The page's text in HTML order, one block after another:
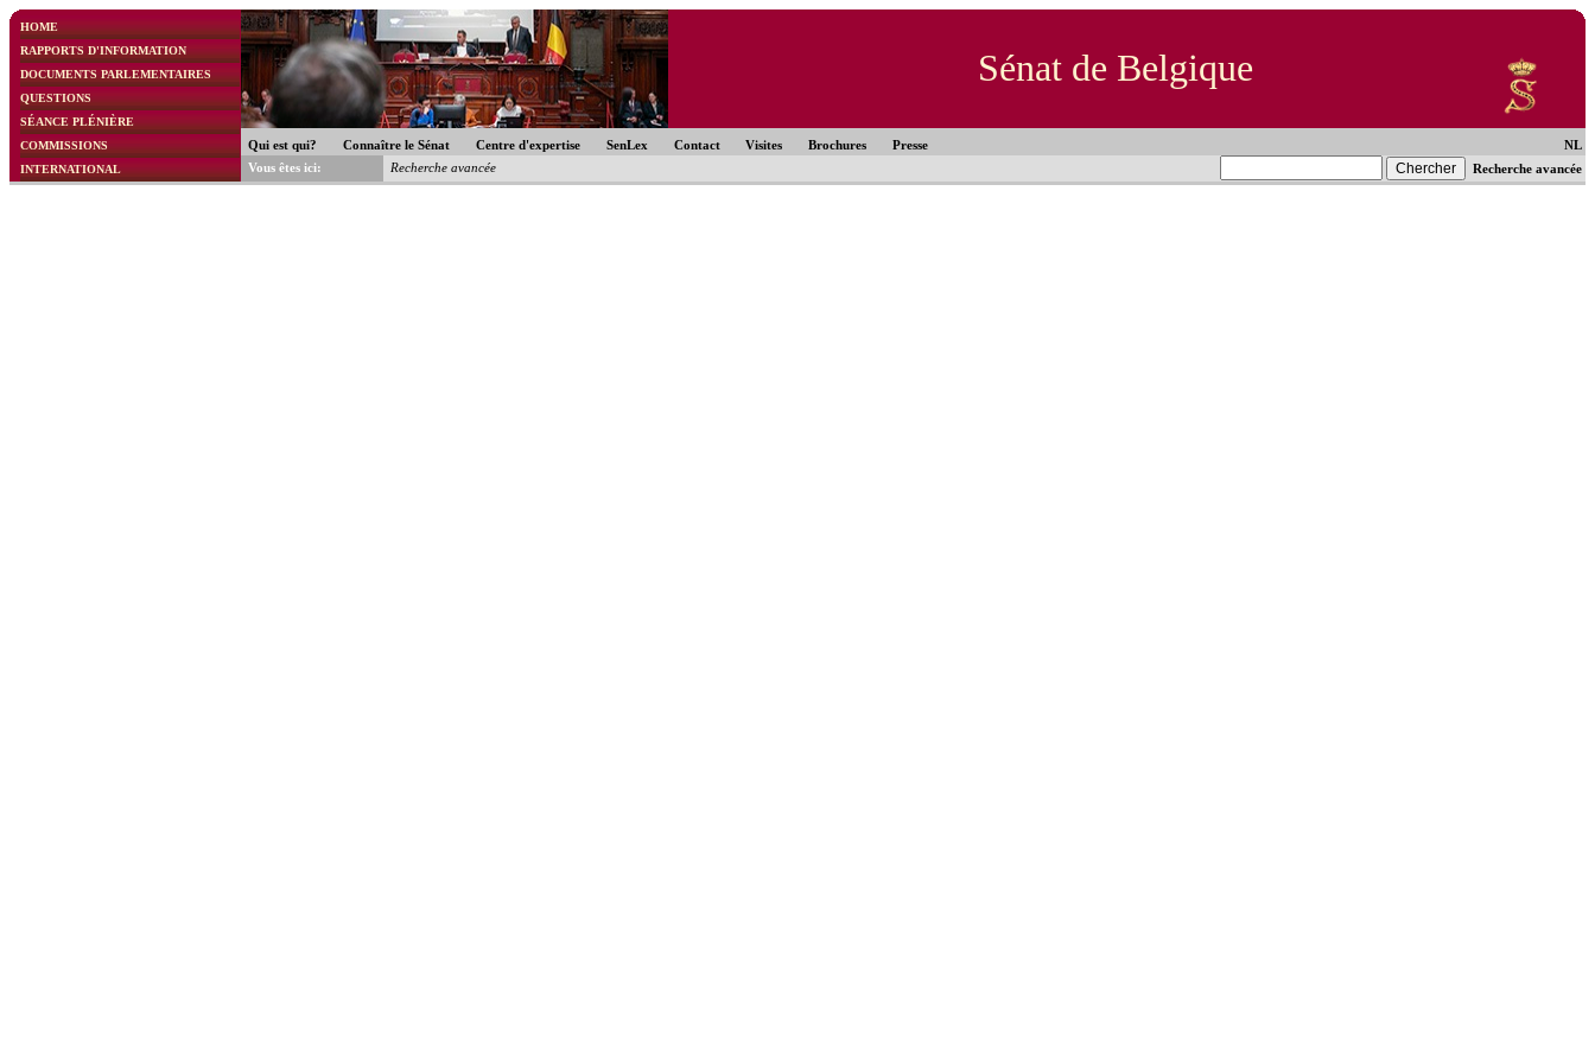
HOME
RAPPORTS D'INFORMATION
DOCUMENTS PARLEMENTAIRES
QUESTIONS
SÉANCE PLÉNIÈRE
COMMISSIONS
INTERNATIONAL
Sénat de Belgique
Qui est qui? Connaître le Sénat Centre d'expertise SenLex Contact Visites Brochures Presse
NL
Vous êtes ici:
Recherche avancée Recherche avancée